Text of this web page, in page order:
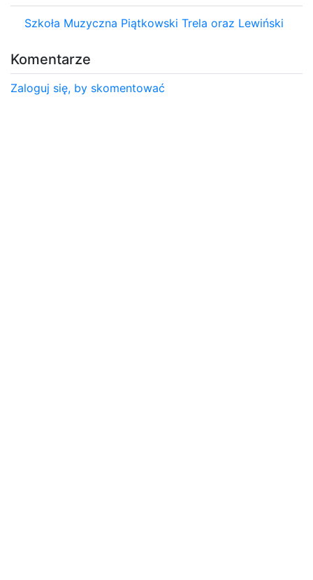
Szkoła Muzyczna Piątkowski Trela oraz Lewiński
Komentarze
Zaloguj się, by skomentować